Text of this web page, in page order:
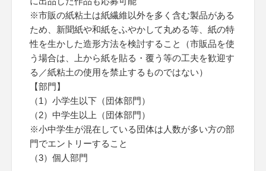
※市販の紙粘土は紙繊維以外を多く含む製品がある
ため、新聞紙や和紙をふやかして丸める等、紙の特
性を生かした造形方法を検討すること（市販品を使
う場合は、上から紙を貼る・覆う等の工夫を歓迎す
る／紙粘土の使用を禁止するものではない）
【部門】
（1）小学生以下（団体部門）
（2）中学生以上（団体部門）
※小中学生が混在している団体は人数が多い方の部
門でエントリーすること
（3）個人部門